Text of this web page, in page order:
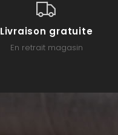
Livraison gratuite
En retrait magasin